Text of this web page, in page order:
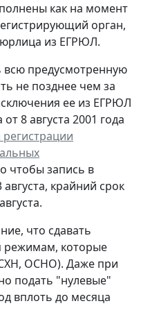
как на момент
орган,
из ЕГРЮЛ.
всю предусмотренную
не позднее чем за
ее из ЕГРЮЛ
8 августа 2001 года
чтобы запись в
крайний срок
что сдавать
режимам, которые
ОСНО). Даже при
подать "нулевые"
вплоть до месяца